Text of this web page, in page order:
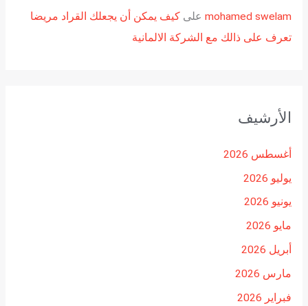
mohamed swelamعلى كيف يمكن أن يجعلك القراد مريضا
تعرف على ذالك مع الشركة الالمانية
الأرشيف
أغسطس 2026
يوليو 2026
يونيو 2026
مايو 2026
أبريل 2026
مارس 2026
فبراير 2026